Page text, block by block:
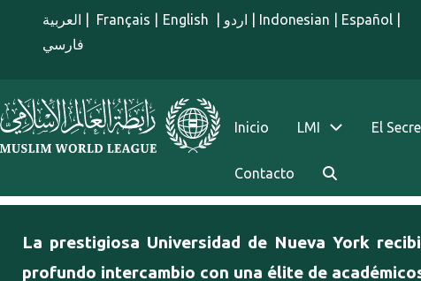
Pasar al contenido principal
العربية Français English اردو Indonesian Español
فارسي
menu spanish
Inicio LMI El
Contacto
La prestigiosa Universidad de Nueva York
profundo intercambio con una élite de